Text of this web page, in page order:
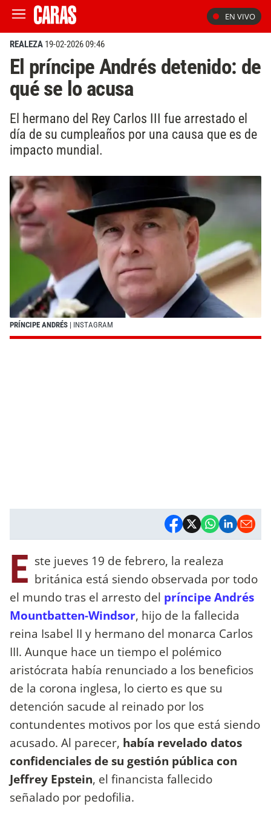
EN VIVO
REALEZA 19-02-2026 09:46
El príncipe Andrés detenido: de
qué se lo acusa
El hermano del Rey Carlos III fue arrestado el
día de su cumpleaños por una causa que es de
impacto mundial.
PRÍNCIPE ANDRÉS | INSTAGRAM
E ste jueves 19 de febrero, la realeza
británica está siendo observada por todo
el mundo tras el arresto del príncipe Andrés
Mountbatten-Windsor, hijo de la fallecida
reina Isabel II y hermano del monarca Carlos
III. Aunque hace un tiempo el polémico
aristócrata había renunciado a los beneficios
de la corona inglesa, lo cierto es que su
detención sacude al reinado por los
contundentes motivos por los que está siendo
acusado. Al parecer, había revelado datos
confidenciales de su gestión pública con
Jeffrey Epstein, el financista fallecido
señalado por pedofilia.